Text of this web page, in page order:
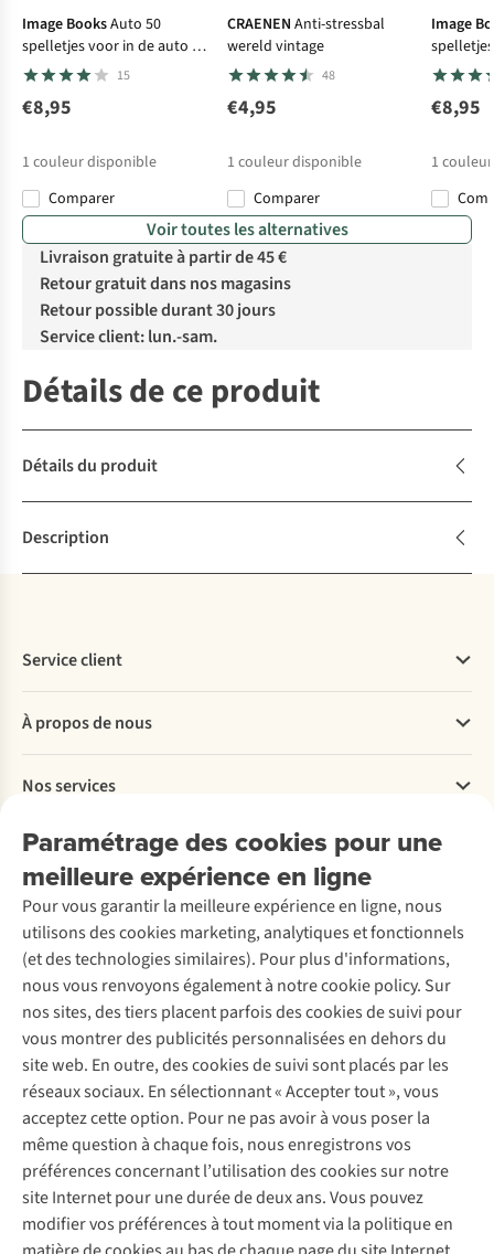
Image BooksAuto 50
spelletjes voor in de auto in
blik
15
€8,95
1 couleur disponible
Comparer
CRAENEN Anti-stressbal
wereld vintage
48
€4,95
1 couleur disponible
Comparer
Image
€8,95
1
Voir toutes les alternatives
Livraison gratuite à partir de 45 €
Retour gratuit dans nos magasins
Retour possible durant 30 jours
Service client: lun.-sam.
Détails de ce produit
Détails du produit
Description
Paramétrage des cookies pour une
meilleure expérience en ligne
Pour vous garantir la meilleure expérience en ligne, nous
utilisons des cookies marketing, analytiques et fonctionnels
(et des technologies similaires). Pour plus d'informations,
nous vous renvoyons également à notre cookie policy. Sur
nos sites, des tiers placent parfois des cookies de suivi pour
vous montrer des publicités personnalisées en dehors du
site web. En outre, des cookies de suivi sont placés par les
réseaux sociaux. En sélectionnant « Accepter tout », vous
acceptez cette option. Pour ne pas avoir à vous poser la
même question à chaque fois, nous enregistrons vos
préférences concernant l’utilisation des cookies sur notre
site Internet pour une durée de deux ans. Vous pouvez
modifier vos préférences à tout moment via la politique en
Service client
Commander
Payer
Livraison
Rétractation d'une commande
Entretien & réparations
Garantie
Contactez-nous
À propos de nous
Explore More
À propos d’Ayacucho
Nos magasins
À propos d’A.S.Adventure
Déclaration d'accessibilité
Nos services
Location / Location sports d’hiver
Entretien de ski
Service de lavage
Entretien de chaussures
Réparation de chaussures
Réparation de vêtements
Retouches
Pour les entreprises
Découvrez
A.S.Magazine
Explore Camp
Gear Check
Expertise & conseils
Abonnez-vous à la newsletter
Suivez-nous
Mentions légales
Politique de confidentialité
Conditions générales
Cookie Policy